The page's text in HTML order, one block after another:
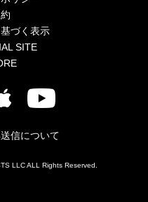
づく表示
SITE
信について
LLC ALL Rights Reserved.